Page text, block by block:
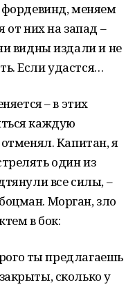
фордевинд, меняем
от них на запад –
видны издали и не
Если удастся…
– в этих
каждую
Капитан, я
один из
все силы, –
Морган, зло
в бок:
ты предлагаешь
сколько у